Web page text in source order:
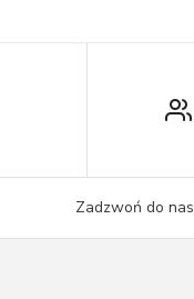
Moje konto
Zadzwoń do nas